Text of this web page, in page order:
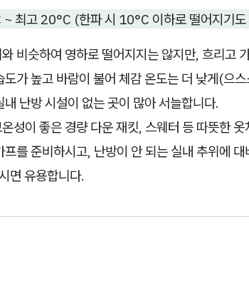
최고 20°C (한파 시 10°C 이하로 떨어지기도
비슷하여 영하로 떨어지지는 않지만, 흐리고
가 높고 바람이 불어 체감 온도는 더 낮게(으
난방 시설이 없는 곳이 많아 서늘합니다.
성이 좋은 경량 다운 재킷, 스웨터 등 따뜻한
를 준비하시고, 난방이 안 되는 실내 추위에
면 유용합니다.